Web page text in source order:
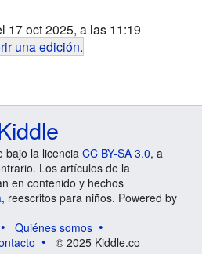
17 oct 2025, a las 11:19
una edición.
bajo la licencia CC BY-SA 3.0, a
Los artículos de la
en contenido y hechos
, reescritos para niños. Powered by
Quiénes somos
© 2025 Kiddle.co